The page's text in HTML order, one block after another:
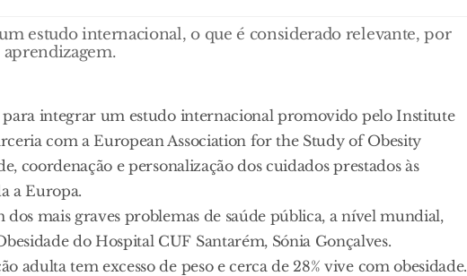
estudo internacional, o que é considerado relevante, por
integrar um estudo internacional promovido pelo Institute
com a European Association for the Study of Obesity
coordenação e personalização dos cuidados prestados às
a Europa.
mais graves problemas de saúde pública, a nível mundial,
do Hospital CUF Santarém, Sónia Gonçalves.
adulta tem excesso de peso e cerca de 28% vive com obesidade.